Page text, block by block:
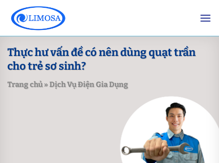
content
Thực hư vấn đề có nên dùng quạt trần
cho trẻ sơ sinh?
Trang chủ»Dịch Vụ Điện Gia Dụng